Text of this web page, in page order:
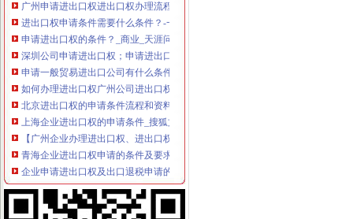
进出口权申请条件需要什么条件？-一般商务服务-久久信息网
申请进出口权的条件？_商业_天涯问答_天涯社区
深圳公司申请进出口权；申请进出口权的条件-产品网
申请一般贸易进出口公司有什么条件？-外经贸
如何办理进出口权广州公司进出口权申请条件图片,如何办理进出口权
北京进出口权的申请条件流程和资料-直辖市北京专利服务信息
上海企业进出口权的申请条件_搜狐文化_搜狐网
【广州企业办理进出口权、进出口权申请条件】厂家,价格,图片_广
青海企业进出口权申请的条件及要求-会计/审计-久久信息网
企业申请进出口权及出口退税申请的条件-福建厦门会计审计信息
郑州进出口退税申请条件_搜狐其它_搜狐网
天津东丽如何申请进出口权,进出口权申请条件-咨询培训-水母网
办理北京进出口权进出口许可证的申请条件是什么需要哪些资料-北京